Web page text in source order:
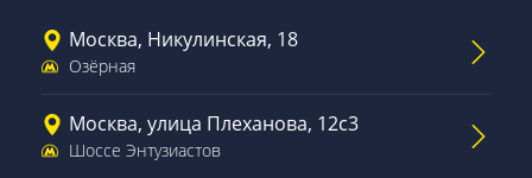
Москва, Никулинская, 18
Озёрная
Москва, улица Плеханова, 12с3
Шоссе Энтузиастов